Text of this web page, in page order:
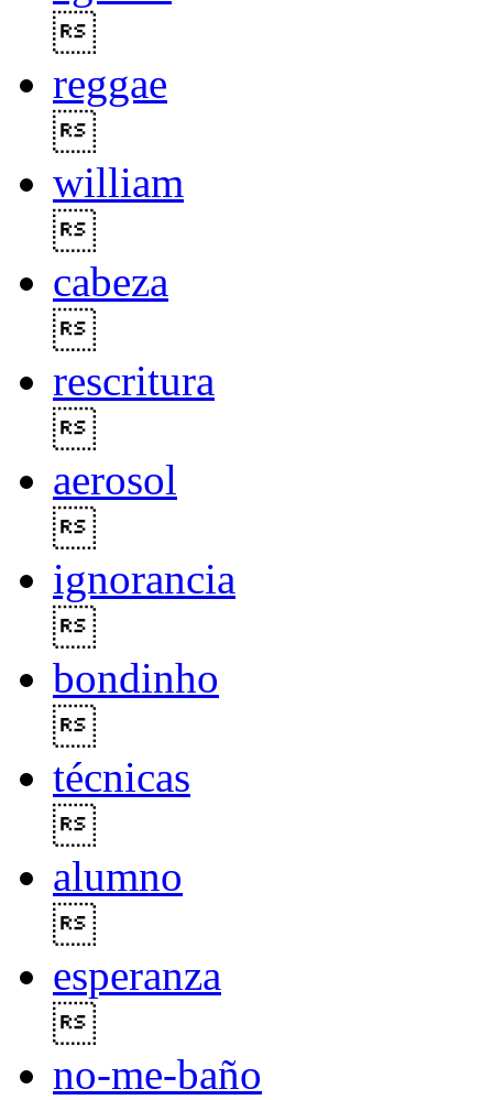
reggae
william
cabeza
rescritura
aerosol
ignorancia
bondinho
técnicas
alumno
esperanza
no-me-baño